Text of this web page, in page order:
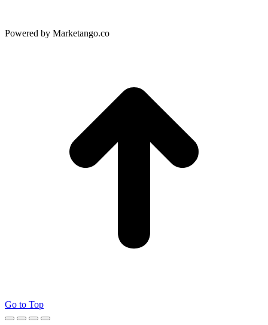
Powered by Marketango.co
Go to Top